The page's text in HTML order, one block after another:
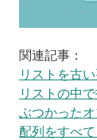
関連記事：
リストを古い
リストの中
ぶつかった
配列をすべ